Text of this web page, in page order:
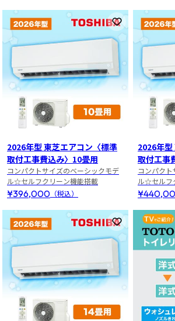
お気に入りに
2026年型 東芝エアコン〈標準
取付工事費込み〉10畳用
コンパクトサイズのベーシックモデ
ル☆セルフクリーン機能搭載
¥396,000 （税込）
2026年
取付工事
コンパク
ル☆セルフ
お気に入りに登